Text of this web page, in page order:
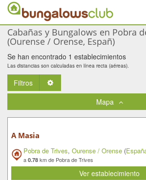
Cabañas y Bungalows en Pobra
(Ourense / Orense, Españ)
Se han encontrado 1 establecimientos
Las distancias son calculadas en línea recta (aéreas).
Filtros
Mapa
A Masia
Pobra de Trives, Ourense / Orense (
a 0.78 km de Pobra de Trives
Ver establecimiento